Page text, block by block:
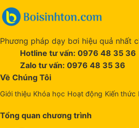
Phương pháp dạy bơi hiệu quả nhất
Hotline tư vấn: 0976 48 35 36
Zalo tư vấn: 0976 48 35 36
Về Chúng Tôi
Giới thiệu Khóa học Hoạt động Kiến thức
Tổng quan chương trình